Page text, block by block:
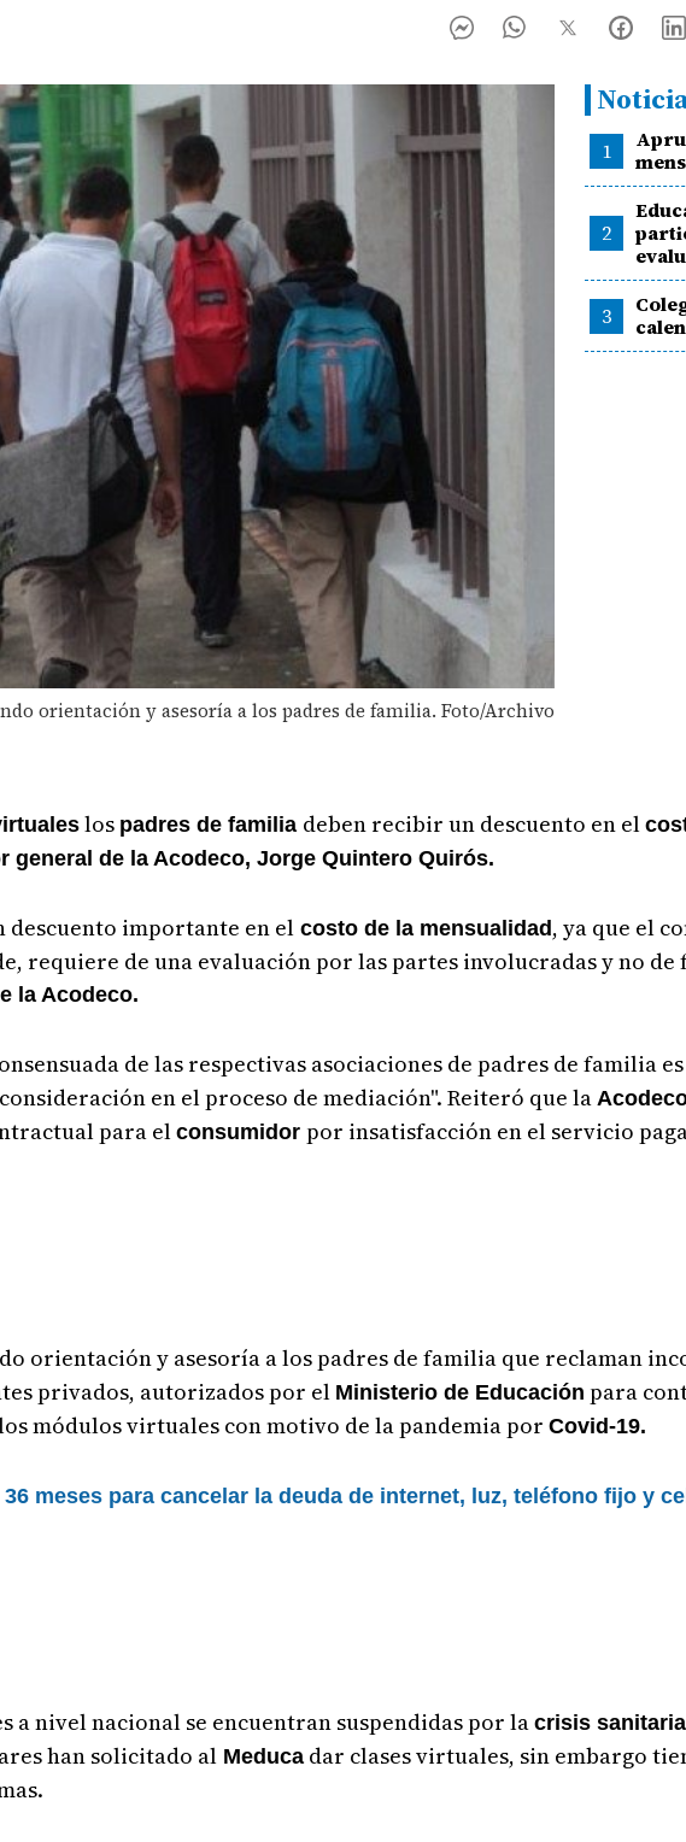
orientación y asesoría a los padres de familia. Foto/Archivo
1
2
3
los padres de familia deben recibir un descuento en el
general de la Acodeco, Jorge Quintero Quirós.
descuento importante en el costo de la mensualidad, ya que el
requiere de una evaluación por las partes involucradas y no de
la Acodeco.
de las respectivas asociaciones de padres de familia
en el proceso de mediación". Reiteró que la
para elconsumidorpor insatisfacción en el servicio
orientación y asesoría a los padres de familia que reclaman
privados, autorizados por el Ministerio de Educación para
módulos virtuales con motivo de la pandemia porCovid-19.
meses para cancelar la deuda de internet, luz, teléfono fijo y
a nivel nacional se encuentran suspendidas por lacrisis
han solicitado al Meduca dar clases virtuales, sin embargo